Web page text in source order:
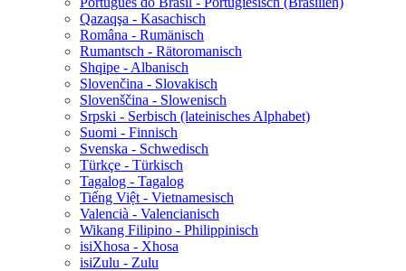
Qazaqşa - Kasachisch
Româna - Rumänisch
Rumantsch - Rätoromanisch
Shqipe - Albanisch
Slovenčina - Slovakisch
Slovenščina - Slowenisch
Srpski - Serbisch (lateinisches Alphabet)
Suomi - Finnisch
Svenska - Schwedisch
Türkçe - Türkisch
Tagalog - Tagalog
Tiếng Việt - Vietnamesisch
Valencià - Valencianisch
Wikang Filipino - Philippinisch
isiXhosa - Xhosa
isiZulu - Zulu